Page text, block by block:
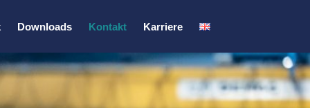
Downloads Kontakt Karriere